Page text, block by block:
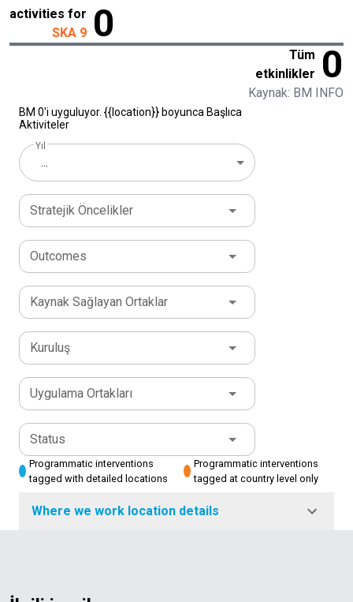
activities for
SKA 9 0
Tüm
etkinlikler 0
Kaynak: BM INFO
BM 0'i uyguluyor. {{location}} boyunca Başlıca
Aktiviteler
Yıl
...
Stratejik Öncelikler
Outcomes
Kaynak Sağlayan Ortaklar
Kuruluş
Uygulama Ortakları
Status
Programmatic interventions
tagged with detailed locations
Programmatic interventions
tagged at country level only
Where we work location details